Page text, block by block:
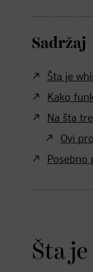
Sadržaj
Šta je
Kako
Na šta
Ovi
Posebno
Šta